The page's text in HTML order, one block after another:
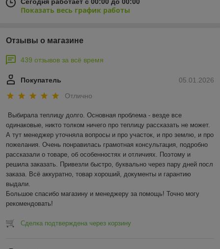
Сегодня работает с 00:00 до 00:00
Показать весь график работы
Отзывы о магазине
439 отзывов за всё время
05.01.2026
Покупатель
Отлично
Выбирала теплицу долго. Основная проблема - везде все
одинаковые, никто толком ничего про теплицу рассказать не может.
А тут менеджер уточняла вопросы и про участок, и про землю, и про
пожелания. Очень понравилась грамотная консультация, подробно
рассказали о товаре, об особенностях и отличиях. Поэтому и
решила заказать. Привезли быстро, буквально через пару дней посл
заказа. Всё аккуратно, товар хороший, документы и гарантию
выдали.
Большое спасибо магазину и менеджеру за помощь! Точно могу
рекомендовать!
Сделка подтверждена через корзину